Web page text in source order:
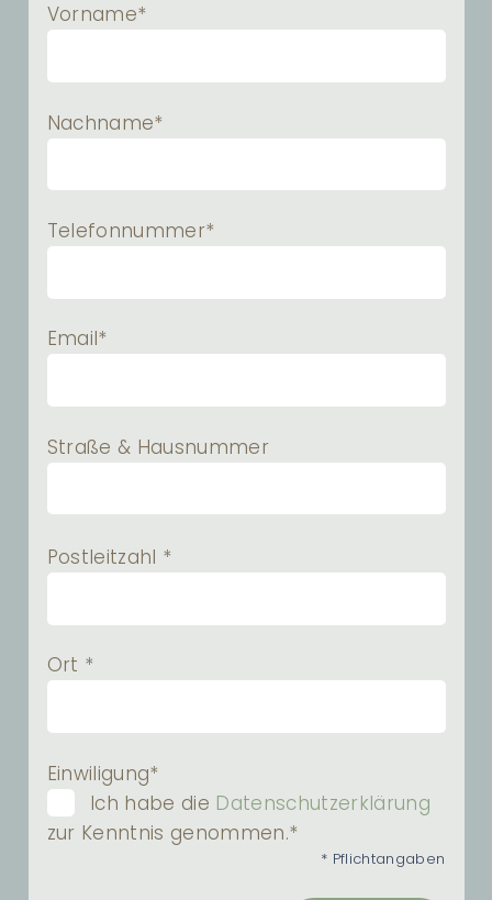
Vorname*
Nachname*
Telefonnummer*
Email*
Straße & Hausnummer
Postleitzahl *
Ort *
Einwiligung*
Ich habe die Datenschutzerklärung
zur Kenntnis genommen.*
* Pflichtangaben